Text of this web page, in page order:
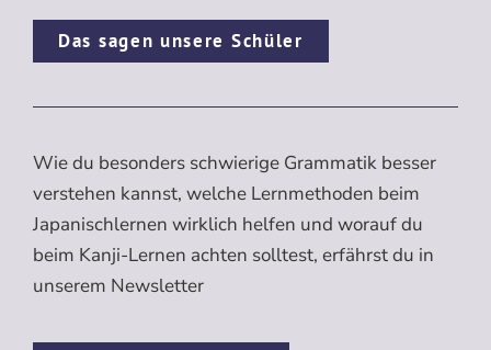
Das sagen unsere Schüler
Wie du besonders schwierige Grammatik besser
verstehen kannst, welche Lernmethoden beim
Japanischlernen wirklich helfen und worauf du
beim Kanji-Lernen achten solltest, erfährst du in
unserem Newsletter